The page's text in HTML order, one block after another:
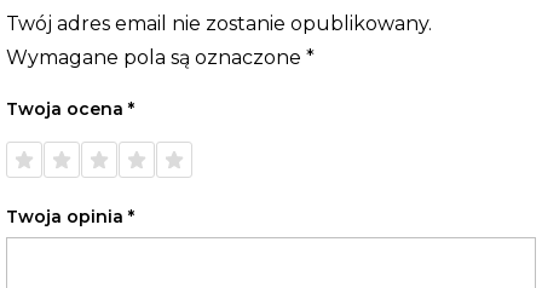
Twój adres email nie zostanie opublikowany.
Wymagane pola są oznaczone *
Twoja ocena *
1 z 5
gwiazdek
2 z 5
gwiazdek
3 z 5
gwiazdek
4 z 5
gwiazdek
5 z 5
gwiazdek
Twoja opinia *